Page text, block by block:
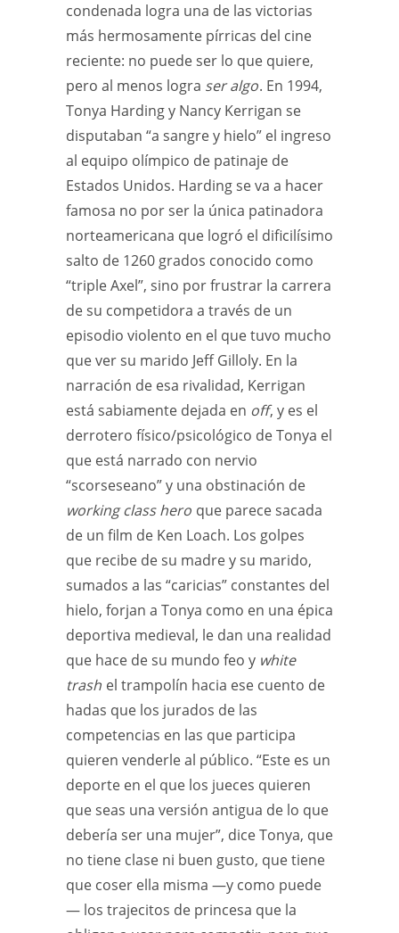
condenada logra una de las victorias
más hermosamente pírricas del cine
reciente: no puede ser lo que quiere,
pero al menos logra ser algo. En 1994,
Tonya Harding y Nancy Kerrigan se
disputaban “a sangre y hielo” el ingreso
al equipo olímpico de patinaje de
Estados Unidos. Harding se va a hacer
famosa no por ser la única patinadora
norteamericana que logró el dificilísimo
salto de 1260 grados conocido como
“triple Axel”, sino por frustrar la carrera
de su competidora a través de un
episodio violento en el que tuvo mucho
que ver su marido Jeff Gilloly. En la
narración de esa rivalidad, Kerrigan
está sabiamente dejada en off, y es el
derrotero físico/psicológico de Tonya el
que está narrado con nervio
“scorseseano” y una obstinación de
working class hero que parece sacada
de un film de Ken Loach. Los golpes
que recibe de su madre y su marido,
sumados a las “caricias” constantes del
hielo, forjan a Tonya como en una épica
deportiva medieval, le dan una realidad
que hace de su mundo feo y white
trash el trampolín hacia ese cuento de
hadas que los jurados de las
competencias en las que participa
quieren venderle al público. “Este es un
deporte en el que los jueces quieren
que seas una versión antigua de lo que
debería ser una mujer”, dice Tonya, que
no tiene clase ni buen gusto, que tiene
que coser ella misma —y como puede
— los trajecitos de princesa que la